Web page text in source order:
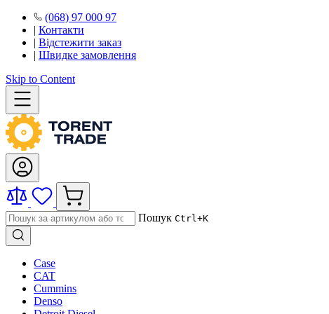
(068) 97 000 97
| Контакти
| Відстежити заказ
| Швидке замовлення
Skip to Content
Пошук Ctrl+K
Case
CAT
Cummins
Denso